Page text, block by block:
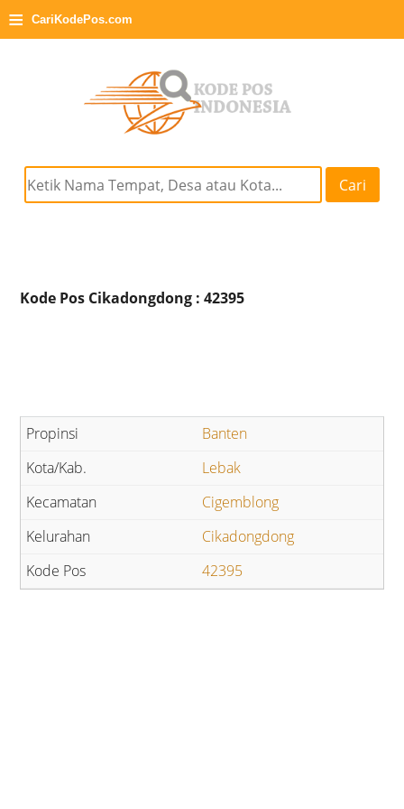
≡ CariKodePos.com
Cari
Kode Pos Cikadongdong : 42395
Banten
Lebak
Cigemblong
Cikadongdong
42395